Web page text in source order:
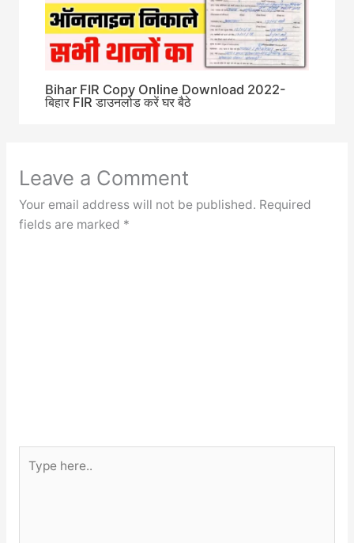
Bihar FIR Copy Online Download 2022-
बिहार FIR डाउनलोड करें घर बैठे
Leave a Comment
Your email address will not be published. Required
fields are marked *
here..